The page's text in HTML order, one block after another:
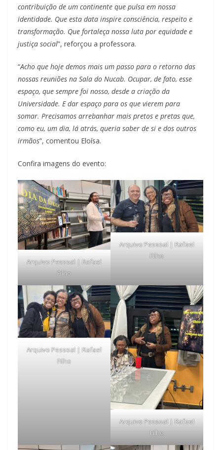
contribuição de um continente que pulsa em nossa
identidade. Que esta data inspire consciência, respeito e
transformação. Que fortaleça nossa luta por equidade e
justiça social”, reforçou a professora.
“Acho que hoje demos mais um passo para o retorno das
nossas reuniões na Sala do Nucab. Ocupar, de fato, esse
espaço, que sempre foi nosso, desde a criação da
Universidade. E dar espaço para os que vierem para
somar. Precisamos arrebanhar mais pretos e pretas que,
como eu, um dia, lá atrás, queria saber de si e dos outros
irmãos”, comentou Eloísa.
Confira imagens do evento:
Arquivo Pessoal | Rafael
Filho
Arquivo Pessoal | Rafael
Filho
Arquivo Pessoal | Rafael
Filho
Arquivo Pessoal | Rafael
Filho